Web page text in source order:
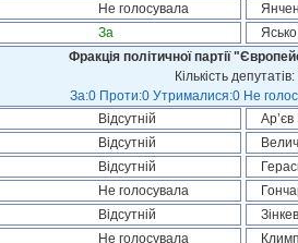
Не голосувала
За
Фракція політичної партії
Кількість
За:0 Проти:0 Утрималися:0 Не
Відсутній Ар’єв
Відсутній
Відсутній
Не голосувала
Відсутній
Не голосувала